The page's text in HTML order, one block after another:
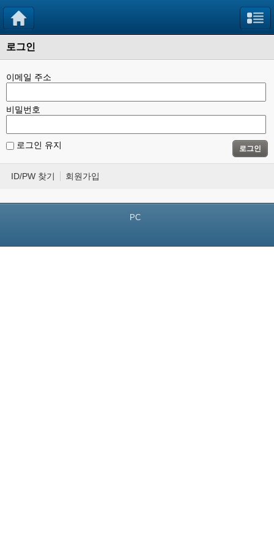
로그인
이메일 주소
비밀번호
로그인 유지 로그인
ID/PW 찾기 회원가입
PC